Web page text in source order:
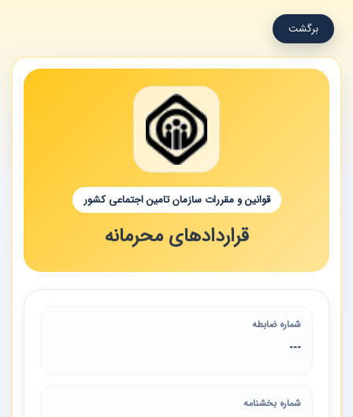
برگشت
قوانین و مقررات سازمان تامین اجتماعی کشور
قراردادهای محرمانه
شماره ضابطه
---
شماره بخشنامه